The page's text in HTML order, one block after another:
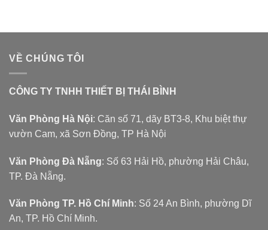
VỀ CHÚNG TÔI
CÔNG TY TNHH THIẾT BỊ THÁI BÌNH
Văn Phòng Hà Nội: Căn số 71, dãy BT3-8, Khu biệt thự
vườn Cam, xã Sơn Đồng, TP Hà Nội
Văn Phòng Đà Nẵng: Số 63 Hải Hồ, phường Hải Châu,
TP. Đà Nẵng.
Văn Phòng TP. Hồ Chí Minh: Số 24 An Bình, phường Dĩ
An, TP. Hồ Chí Minh.